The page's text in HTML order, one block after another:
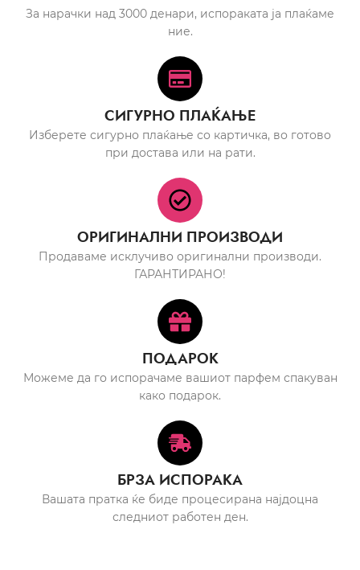
За нарачки над 3000 денари, испораката ја плаќаме
ние.
СИГУРНО ПЛАЌАЊЕ
Изберете сигурно плаќање со картичка, во готово
при достава или на рати.
ОРИГИНАЛНИ ПРОИЗВОДИ
Продаваме исклучиво оригинални производи.
ГАРАНТИРАНО!
ПОДАРОК
Можеме да го испорачаме вашиот парфем спакуван
како подарок.
БРЗА ИСПОРАКА
Вашата пратка ќе биде процесирана најдоцна
следниот работен ден.